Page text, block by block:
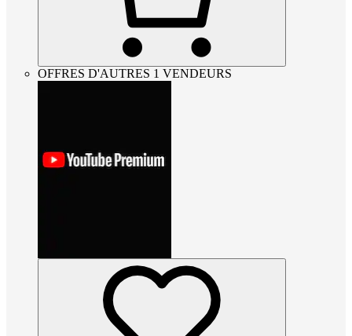
OFFRES D'AUTRES 1 VENDEURS